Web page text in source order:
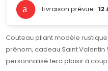
Livraison prévue : 12
Couteau pliant modèle
prénom, cadeau Saint
personnalisé fera plaisir à coup